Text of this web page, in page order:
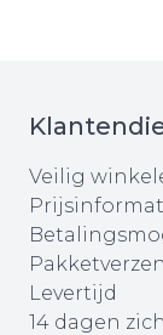
Veilig
Levertijd
14 dagen